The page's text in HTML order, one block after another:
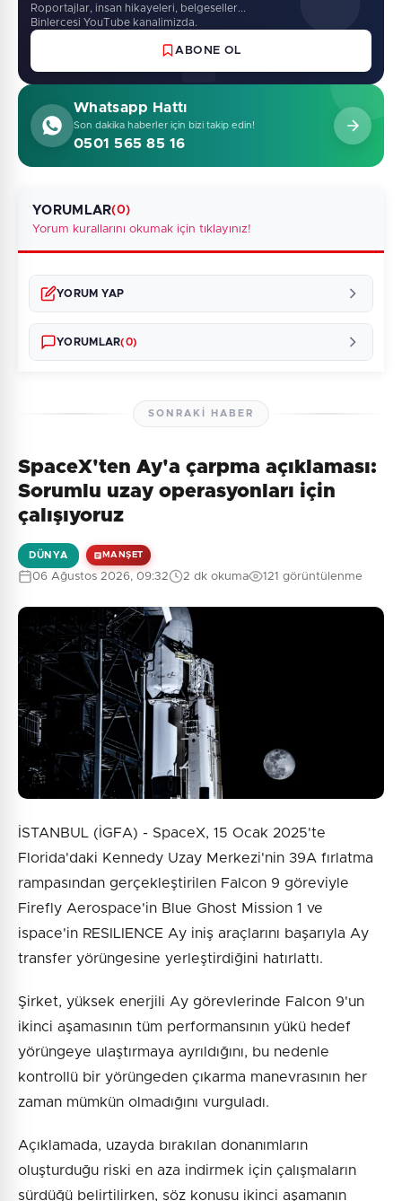
Roportajlar, insan hikayeleri, belgeseller...
Binlercesi YouTube kanalimizda.
ABONE OL
Whatsapp Hattı
Son dakika haberler için bizi takip edin!
0501 565 85 16
YORUMLAR(0)
Yorum kurallarını okumak için tıklayınız!
YORUM YAP
Güvenlik Sorusu:
5 + 2 = ?
Gönder
YORUMLAR(0)
Henüz yorum yapılmamış. İlk yorumu siz yapın!
SONRAKI HABER
SpaceX'ten Ay'a çarpma açıklaması:
Sorumlu uzay operasyonları için
çalışıyoruz
DÜNYA MANŞET
06 Ağustos 2026, 09:32 2 dk okuma 121 görüntülenme
İSTANBUL (İGFA) - SpaceX, 15 Ocak 2025'te
Florida'daki Kennedy Uzay Merkezi'nin 39A fırlatma
rampasından gerçekleştirilen Falcon 9 göreviyle
Firefly Aerospace'in Blue Ghost Mission 1 ve
ispace'in RESILIENCE Ay iniş araçlarını başarıyla Ay
transfer yörüngesine yerleştirdiğini hatırlattı.
Şirket, yüksek enerjili Ay görevlerinde Falcon 9'un
ikinci aşamasının tüm performansının yükü hedef
yörüngeye ulaştırmaya ayrıldığını, bu nedenle
kontrollü bir yörüngeden çıkarma manevrasının her
zaman mümkün olmadığını vurguladı.
Açıklamada, uzayda bırakılan donanımların
oluşturduğu riski en aza indirmek için çalışmaların
sürdüğü belirtilirken, söz konusu ikinci aşamanın